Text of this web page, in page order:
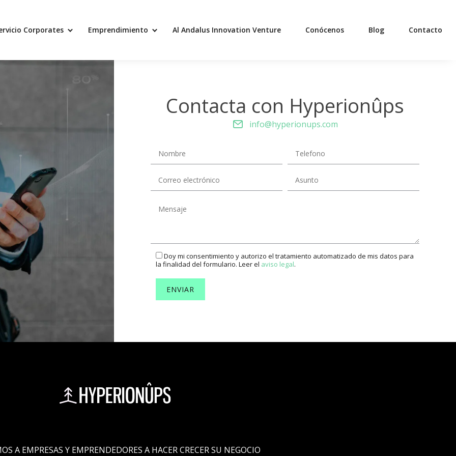
Corporates Emprendimiento Al Andalus Innovation Venture Conócenos Blog Contacto
Contacta con Hyperionûps
info@hyperionups.com
Doy mi consentimiento y autorizo el tratamiento automatizado de mis datos para
la finalidad del formulario. Leer el aviso legal.
A EMPRESAS Y EMPRENDEDORES A HACER CRECER SU NEGOCIO